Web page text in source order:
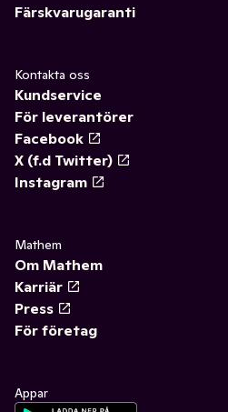
Färskvarugaranti
Kontakta oss
Kundservice
För leverantörer
Facebook
X (f.d Twitter)
Instagram
Mathem
Om Mathem
Karriär
Press
För företag
Appar